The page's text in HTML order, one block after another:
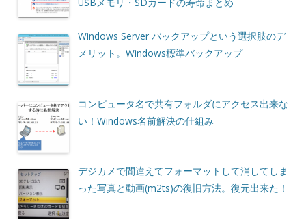
Windows Server バックアップという選択肢のデ
メリット。Windows標準バックアップ
コンピュータ名で共有フォルダにアクセス出来な
い！Windows名前解決の仕組み
デジカメで間違えてフォーマットして消してしま
った写真と動画(m2ts)の復旧方法。復元出来た！